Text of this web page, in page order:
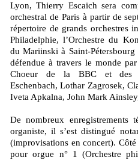
Lyon, Thierry Escaich sera
orchestral de Paris à partir de
répertoire de grands orchestres
Philadelphie, l’Orchestre du
du Mariinski à Saint-
défendue à travers le monde
Choeur de la BBC et des
Eschenbach, Lothar Zagrosek,
Iveta Apkalna, John Mark
De nombreux enregistrements
organiste, il s’est distingué
(improvisations en concert).
pour orgue n° 1 (Orchestre